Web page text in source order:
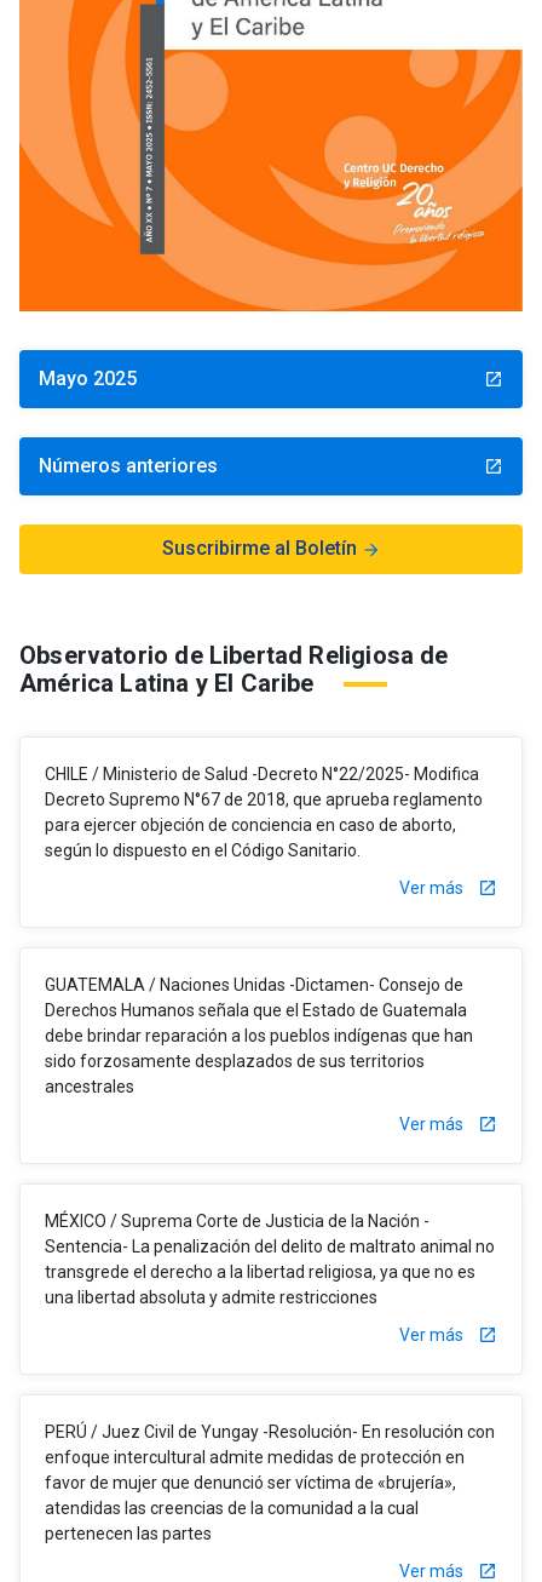
Mayo 2025 launch
Números anteriores launch
Suscribirme al Boletín arrow_forward
Observatorio de Libertad Religiosa de
América Latina y El Caribe
CHILE / Ministerio de Salud -Decreto N°22/2025- Modifica
Decreto Supremo N°67 de 2018, que aprueba reglamento
para ejercer objeción de conciencia en caso de aborto,
según lo dispuesto en el Código Sanitario.
Ver más
launch
GUATEMALA / Naciones Unidas -Dictamen- Consejo de
Derechos Humanos señala que el Estado de Guatemala
debe brindar reparación a los pueblos indígenas que han
sido forzosamente desplazados de sus territorios
ancestrales
Ver más
launch
MÉXICO / Suprema Corte de Justicia de la Nación -
Sentencia- La penalización del delito de maltrato animal no
transgrede el derecho a la libertad religiosa, ya que no es
una libertad absoluta y admite restricciones
Ver más
launch
PERÚ / Juez Civil de Yungay -Resolución- En resolución con
enfoque intercultural admite medidas de protección en
favor de mujer que denunció ser víctima de «brujería»,
atendidas las creencias de la comunidad a la cual
pertenecen las partes
Ver más
launch